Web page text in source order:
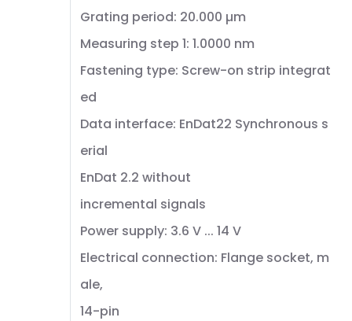
Grating period: 20.000 µm
Measuring step 1: 1.0000 nm
Fastening type: Screw-on strip integrat
ed
Data interface: EnDat22 Synchronous s
erial
EnDat 2.2 without
incremental signals
Power supply: 3.6 V ... 14 V
Electrical connection: Flange socket, m
ale,
14-pin